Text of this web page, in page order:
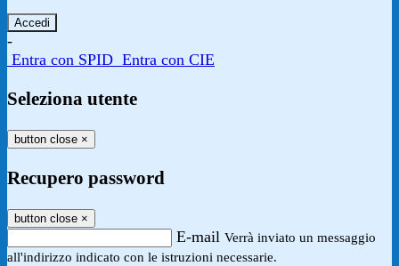
-
Entra con SPID Entra con CIE
Seleziona utente
button close ×
Recupero password
button close ×
E-mail Verrà inviato un messaggio
all'indirizzo indicato con le istruzioni necessarie.